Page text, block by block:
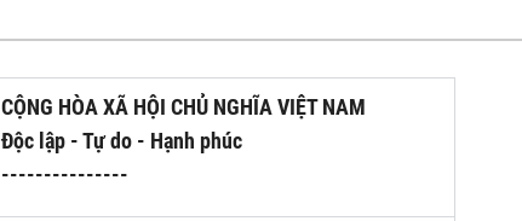
CỘNG HÒA XÃ HỘI CHỦ NGHĨA VIỆT NAM
Độc lập - Tự do - Hạnh phúc
---------------